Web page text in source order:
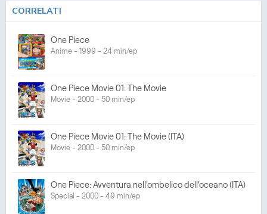
CORRELATI
One Piece
Anime - 1999 - 24 min/ep
One Piece Movie 01: The Movie
Movie - 2000 - 50 min/ep
One Piece Movie 01: The Movie (ITA)
Movie - 2000 - 50 min/ep
One Piece: Avventura nell'ombelico dell'oceano (ITA)
Special - 2000 - 49 min/ep